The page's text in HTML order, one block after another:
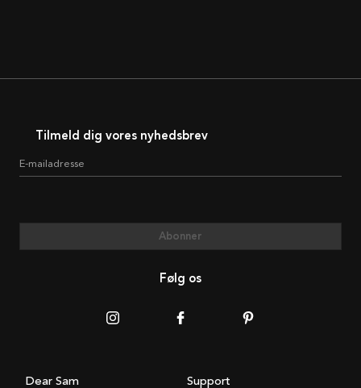
Tilmeld dig vores nyhedsbrev
E-mailadresse
Abonner
Følg os
Dear Sam Support